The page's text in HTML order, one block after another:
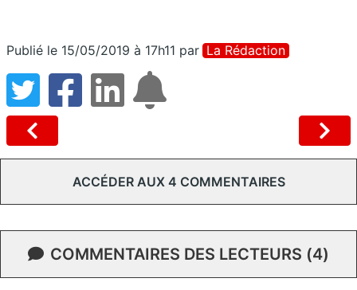
Publié le 15/05/2019 à 17h11 par La Rédaction
ACCÉDER AUX 4 COMMENTAIRES
COMMENTAIRES DES LECTEURS (4)